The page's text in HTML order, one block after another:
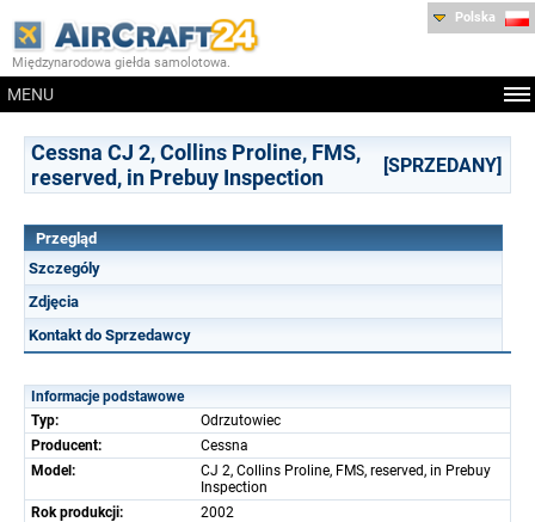
Międzynarodowa giełda samolotowa.
MENU
Polska
Cessna CJ 2, Collins Proline, FMS,
reserved, in Prebuy Inspection
[SPRZEDANY]
Przegląd
Szczególy
Zdjęcia
Kontakt do Sprzedawcy
Informacje podstawowe
Typ:
Odrzutowiec
Producent:
Cessna
Model:
CJ 2, Collins Proline, FMS, reserved, in Prebuy
Inspection
Rok produkcji:
2002